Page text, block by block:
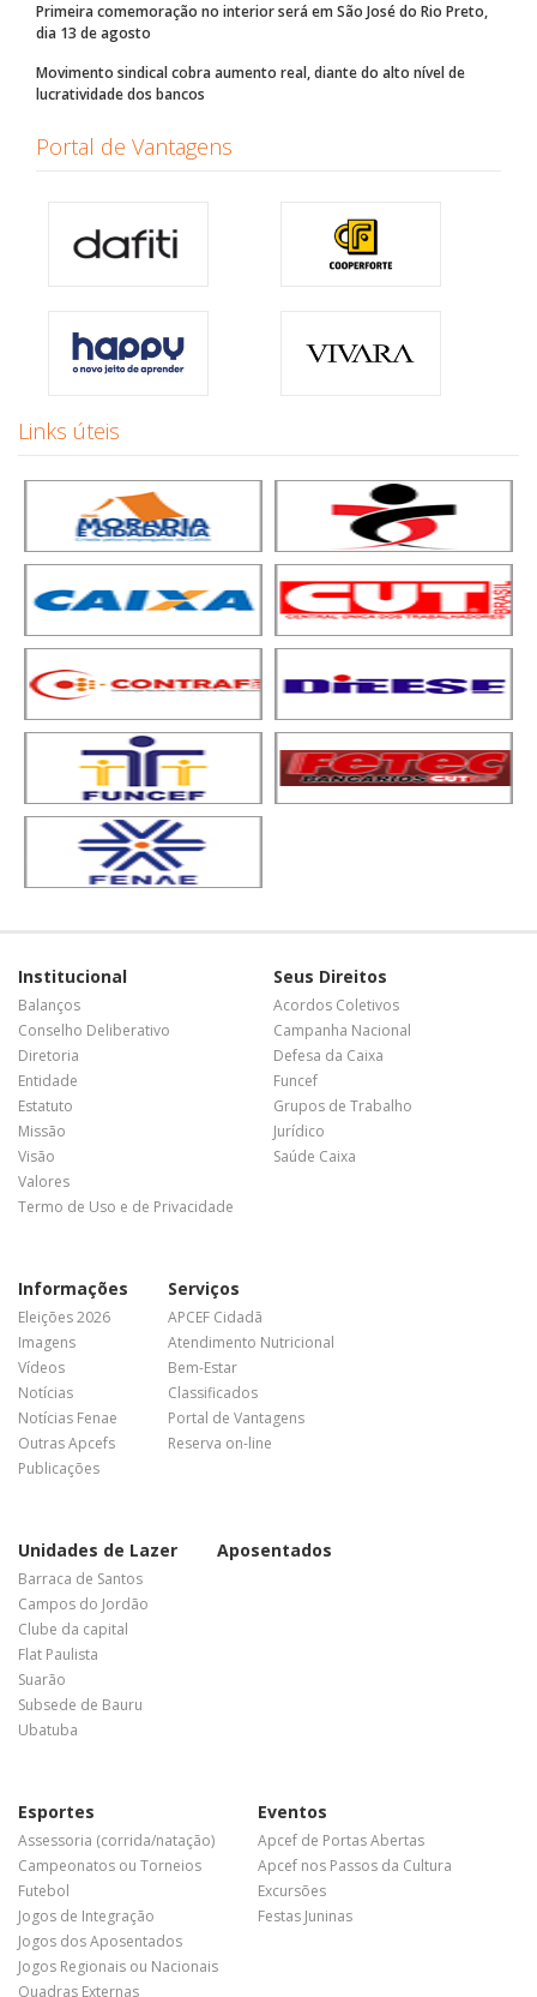
Primeira comemoração no interior será em São José do Rio Preto,
dia 13 de agosto
Movimento sindical cobra aumento real, diante do alto nível de
lucratividade dos bancos
Portal de Vantagens
Links úteis
Institucional
Balanços
Conselho Deliberativo
Diretoria
Entidade
Estatuto
Missão
Visão
Valores
Termo de Uso e de Privacidade
Seus Direitos
Acordos Coletivos
Campanha Nacional
Defesa da Caixa
Funcef
Grupos de Trabalho
Jurídico
Saúde Caixa
Informações
Eleições 2026
Imagens
Vídeos
Notícias
Notícias Fenae
Outras Apcefs
Publicações
Serviços
APCEF Cidadã
Atendimento Nutricional
Bem-Estar
Classificados
Portal de Vantagens
Reserva on-line
Unidades de Lazer
Barraca de Santos
Campos do Jordão
Clube da capital
Flat Paulista
Suarão
Subsede de Bauru
Ubatuba
Aposentados
Esportes
Assessoria (corrida/natação)
Campeonatos ou Torneios
Futebol
Jogos de Integração
Jogos dos Aposentados
Jogos Regionais ou Nacionais
Quadras Externas
Eventos
Apcef de Portas Abertas
Apcef nos Passos da Cultura
Excursões
Festas Juninas